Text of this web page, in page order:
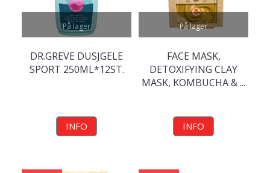
På lager
DR.GREVE DUSJGELE
SPORT 250ML*12ST.
INFO
På lager
FACE MASK,
DETOXIFYING CLAY
MASK, KOMBUCHA & ...
INFO